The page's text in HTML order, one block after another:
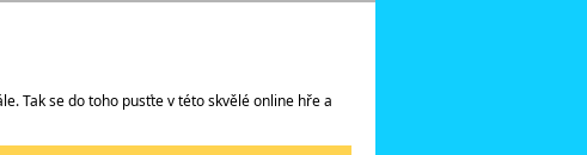
Tak se do toho pusťte v této skvělé online hře a